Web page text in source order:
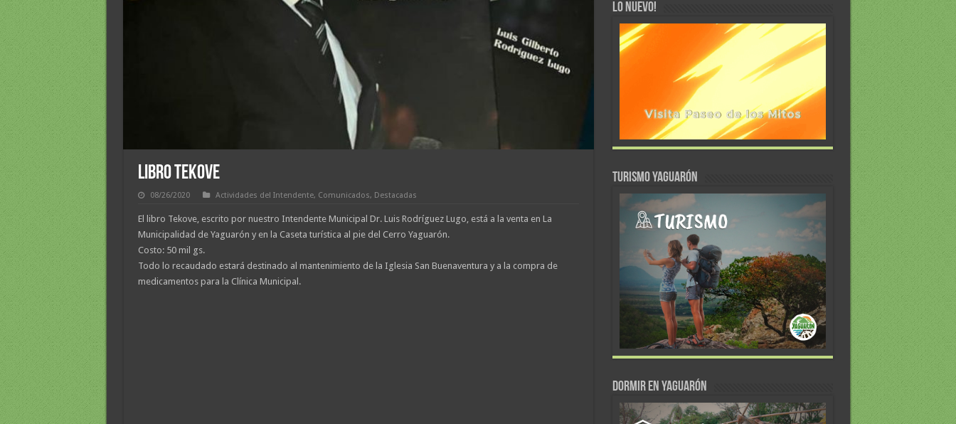
LIBRO TEKOVE
08/26/2020 Actividades del Intendente, Comunicados, Destacadas
El libro Tekove, escrito por nuestro Intendente Municipal Dr. Luis Rodríguez Lugo, está a la venta en La
Municipalidad de Yaguarón y en la Caseta turística al pie del Cerro Yaguarón.
Costo: 50 mil gs.
Todo lo recaudado estará destinado al mantenimiento de la Iglesia San Buenaventura y a la compra de
medicamentos para la Clínica Municipal.
LO NUEVO!
TURISMO YAGUARÓN
DORMIR EN YAGUARÓN